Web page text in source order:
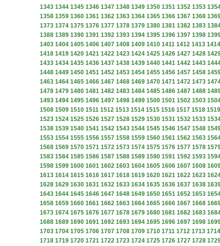
1343 1344 1345 1346 1347 1348 1349 1350 1351 1352 1353
1358 1359 1360 1361 1362 1363 1364 1365 1366 1367 1368
1373 1374 1375 1376 1377 1378 1379 1380 1381 1382 1383
1388 1389 1390 1391 1392 1393 1394 1395 1396 1397 1398
1403 1404 1405 1406 1407 1408 1409 1410 1411 1412 1413 1414
1418 1419 1420 1421 1422 1423 1424 1425 1426 1427 1428
1433 1434 1435 1436 1437 1438 1439 1440 1441 1442 1443
1448 1449 1450 1451 1452 1453 1454 1455 1456 1457 1458
1463 1464 1465 1466 1467 1468 1469 1470 1471 1472 1473
1478 1479 1480 1481 1482 1483 1484 1485 1486 1487 1488
1493 1494 1495 1496 1497 1498 1499 1500 1501 1502 1503
1508 1509 1510 1511 1512 1513 1514 1515 1516 1517 1518 1519
1523 1524 1525 1526 1527 1528 1529 1530 1531 1532 1533
1538 1539 1540 1541 1542 1543 1544 1545 1546 1547 1548
1553 1554 1555 1556 1557 1558 1559 1560 1561 1562 1563
1568 1569 1570 1571 1572 1573 1574 1575 1576 1577 1578
1583 1584 1585 1586 1587 1588 1589 1590 1591 1592 1593
1598 1599 1600 1601 1602 1603 1604 1605 1606 1607 1608
1613 1614 1615 1616 1617 1618 1619 1620 1621 1622 1623
1628 1629 1630 1631 1632 1633 1634 1635 1636 1637 1638
1643 1644 1645 1646 1647 1648 1649 1650 1651 1652 1653
1658 1659 1660 1661 1662 1663 1664 1665 1666 1667 1668
1673 1674 1675 1676 1677 1678 1679 1680 1681 1682 1683
1688 1689 1690 1691 1692 1693 1694 1695 1696 1697 1698
1703 1704 1705 1706 1707 1708 1709 1710 1711 1712 1713 1714
1718 1719 1720 1721 1722 1723 1724 1725 1726 1727 1728